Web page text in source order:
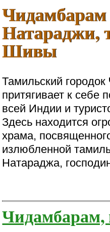
Чидамбарам
Натараджи,
Шивы
Тамильский городок
притягивает к себе
всей Индии и
Здесь находится
храма,
излюбленной
Натараджа,
Чидамбарам,